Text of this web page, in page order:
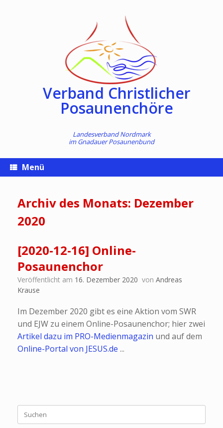
Verband Christlicher
Posaunenchöre
Landesverband Nordmark
imGnadauer Posaunenbund
Menü
Archiv des Monats: Dezember
2020
[2020-12-16] Online-
Posaunenchor
Veröffentlicht am 16. Dezember 2020 von Andreas
Krause
Im Dezember 2020 gibt es eine Aktion vom SWR
und EJW zu einem Online-Posaunenchor; hier zwei
Artikel dazu im PRO-Medienmagazin und auf dem
Online-Portal von JESUS.de ...
Suchen
nach: